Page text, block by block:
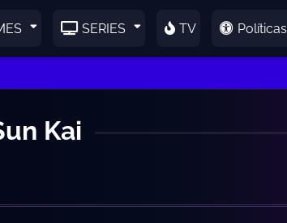
SERIES TV Políticas
Kai